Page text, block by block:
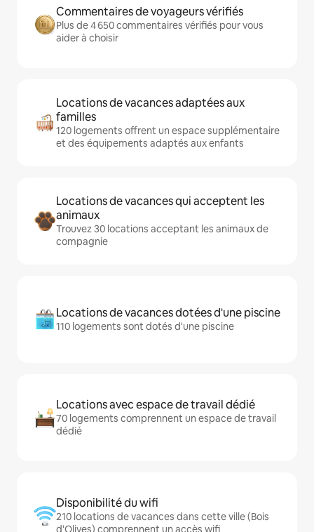
Commentaires de voyageurs vérifiés
Plus de 4 650 commentaires vérifiés pour vous
aider à choisir
Locations de vacances adaptées aux
familles
120 logements offrent un espace supplémentaire
et des équipements adaptés aux enfants
Locations de vacances qui acceptent les
animaux
Trouvez 30 locations acceptant les animaux de
compagnie
Locations de vacances dotées d'une piscine
110 logements sont dotés d'une piscine
Locations avec espace de travail dédié
70 logements comprennent un espace de travail
dédié
Disponibilité du wifi
210 locations de vacances dans cette ville (Bois
d'Olives) comprennent un accès wifi